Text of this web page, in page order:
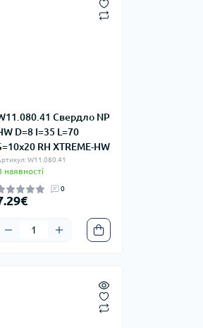
Свердло NP
D=8 I=35 L=70
RH XTREME-HW
W11.080.41
наявності
0